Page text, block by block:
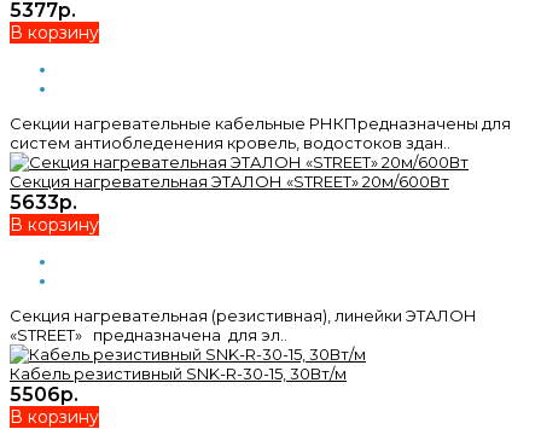
5377р.
В корзину
Секции нагревательные кабельные РНКПредназначены для
систем антиобледенения кровель, водостоков здан..
Секция нагревательная ЭТАЛОН «STREET» 20м/600Вт
5633р.
В корзину
Секция нагревательная (резистивная), линейки ЭТАЛОН
«STREET» предназначена для эл..
Кабель резистивный SNK-R-30-15, 30Вт/м
5506р.
В корзину